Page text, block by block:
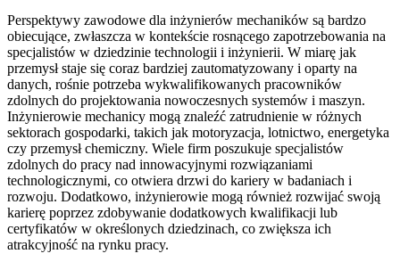
Perspektywy zawodowe dla inżynierów mechaników są bardzo
obiecujące, zwłaszcza w kontekście rosnącego zapotrzebowania na
specjalistów w dziedzinie technologii i inżynierii. W miarę jak
przemysł staje się coraz bardziej zautomatyzowany i oparty na
danych, rośnie potrzeba wykwalifikowanych pracowników
zdolnych do projektowania nowoczesnych systemów i maszyn.
Inżynierowie mechanicy mogą znaleźć zatrudnienie w różnych
sektorach gospodarki, takich jak motoryzacja, lotnictwo, energetyka
czy przemysł chemiczny. Wiele firm poszukuje specjalistów
zdolnych do pracy nad innowacyjnymi rozwiązaniami
technologicznymi, co otwiera drzwi do kariery w badaniach i
rozwoju. Dodatkowo, inżynierowie mogą również rozwijać swoją
karierę poprzez zdobywanie dodatkowych kwalifikacji lub
certyfikatów w określonych dziedzinach, co zwiększa ich
atrakcyjność na rynku pracy.